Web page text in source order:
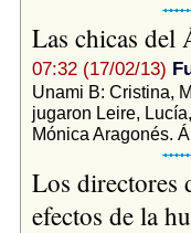
Las chicas
07:32 (17/02/13)
Unami B: Cristina,
jugaron Leire,
Mónica Aragonés.
Los directores
efectos de la